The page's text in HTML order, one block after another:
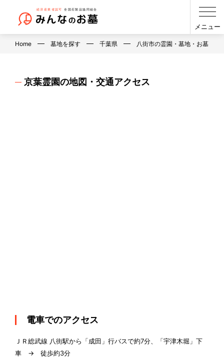
メニュー
Home 墓地を探す 千葉県 八街市の霊園・墓地・お墓
京葉霊園の地図・交通アクセス
電車でのアクセス
ＪＲ総武線 八街駅から「成田」行バスで約7分、「宇津木堀」下
車 → 徒歩約3分